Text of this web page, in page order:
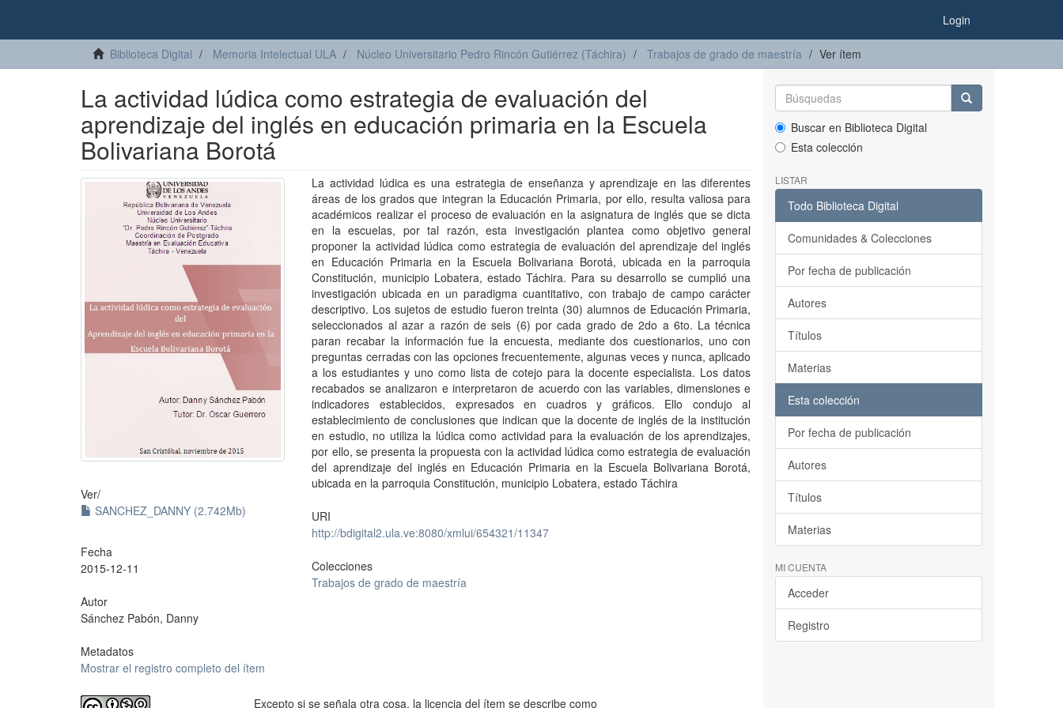
Login
Biblioteca Digital Memoria Intelectual ULA Núcleo Universitario Pedro Rincón Gutiérrez (Táchira) Trabajos de grado de maestría Ver ítem
La actividad lúdica como estrategia de evaluación del
aprendizaje del inglés en educación primaria en la Escuela
Bolivariana Borotá
Ver/
SANCHEZ_DANNY (2.742Mb)
Fecha
2015-12-11
Autor
Sánchez Pabón, Danny
Metadatos
Mostrar el registro completo del ítem
La actividad lúdica es una estrategia de enseñanza y aprendizaje en las diferentes
áreas de los grados que integran la Educación Primaria, por ello, resulta valiosa para
académicos realizar el proceso de evaluación en la asignatura de inglés que se dicta
en la escuelas, por tal razón, esta investigación plantea como objetivo general
proponer la actividad lúdica como estrategia de evaluación del aprendizaje del inglés
en Educación Primaria en la Escuela Bolivariana Borotá, ubicada en la parroquia
Constitución, municipio Lobatera, estado Táchira. Para su desarrollo se cumplió una
investigación ubicada en un paradigma cuantitativo, con trabajo de campo carácter
descriptivo. Los sujetos de estudio fueron treinta (30) alumnos de Educación Primaria,
seleccionados al azar a razón de seis (6) por cada grado de 2do a 6to. La técnica
paran recabar la información fue la encuesta, mediante dos cuestionarios, uno con
preguntas cerradas con las opciones frecuentemente, algunas veces y nunca, aplicado
a los estudiantes y uno como lista de cotejo para la docente especialista. Los datos
recabados se analizaron e interpretaron de acuerdo con las variables, dimensiones e
indicadores establecidos, expresados en cuadros y gráficos. Ello condujo al
establecimiento de conclusiones que indican que la docente de inglés de la institución
en estudio, no utiliza la lúdica como actividad para la evaluación de los aprendizajes,
por ello, se presenta la propuesta con la actividad lúdica como estrategia de evaluación
del aprendizaje del inglés en Educación Primaria en la Escuela Bolivariana Borotá,
ubicada en la parroquia Constitución, municipio Lobatera, estado Táchira
URI
http://bdigital2.ula.ve:8080/xmlui/654321/11347
Colecciones
Trabajos de grado de maestría
Excepto si se señala otra cosa, la licencia del ítem se describe como
Buscar en Biblioteca Digital
Esta colección
LISTAR
Todo Biblioteca Digital
Comunidades & Colecciones
Por fecha de publicación
Autores
Títulos
Materias
Esta colección
Por fecha de publicación
Autores
Títulos
Materias
MI CUENTA
Acceder
Registro